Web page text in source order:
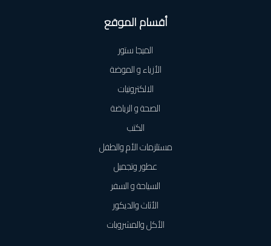
أقسام الموقع
الميجا ستور
الأزياء و الموضة
الالكترونيات
الصحة و الرياضة
الكتب
مستلزمات الأم والطفل
عطور وتجميل
السياحة و السفر
الأثاث والديكور
الأكل والمشروبات